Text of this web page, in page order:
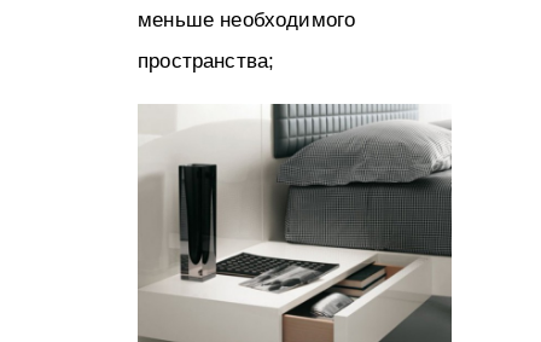
меньше необходимого
пространства;